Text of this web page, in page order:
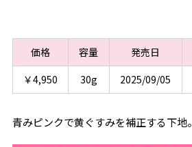
価格 容量 発売日
￥4,950
30g 2025/09/05
青みピンクで黄ぐすみを補正する下地。